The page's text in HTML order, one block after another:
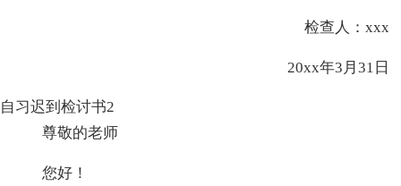
检查人：xxx
20xx年3月31日
自习迟到检讨书2
尊敬的老师
您好！